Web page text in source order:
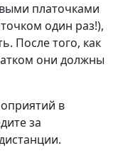
платочками
один раз!),
После того, как
они должны
в
за